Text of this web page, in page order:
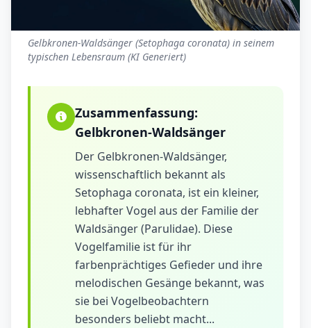
Gelbkronen-Waldsänger (Setophaga coronata) in seinem
typischen Lebensraum (KI Generiert)
Zusammenfassung:
Gelbkronen-Waldsänger
Der Gelbkronen-Waldsänger,
wissenschaftlich bekannt als
Setophaga coronata, ist ein kleiner,
lebhafter Vogel aus der Familie der
Waldsänger (Parulidae). Diese
Vogelfamilie ist für ihr
farbenprächtiges Gefieder und ihre
melodischen Gesänge bekannt, was
sie bei Vogelbeobachtern
besonders beliebt macht...